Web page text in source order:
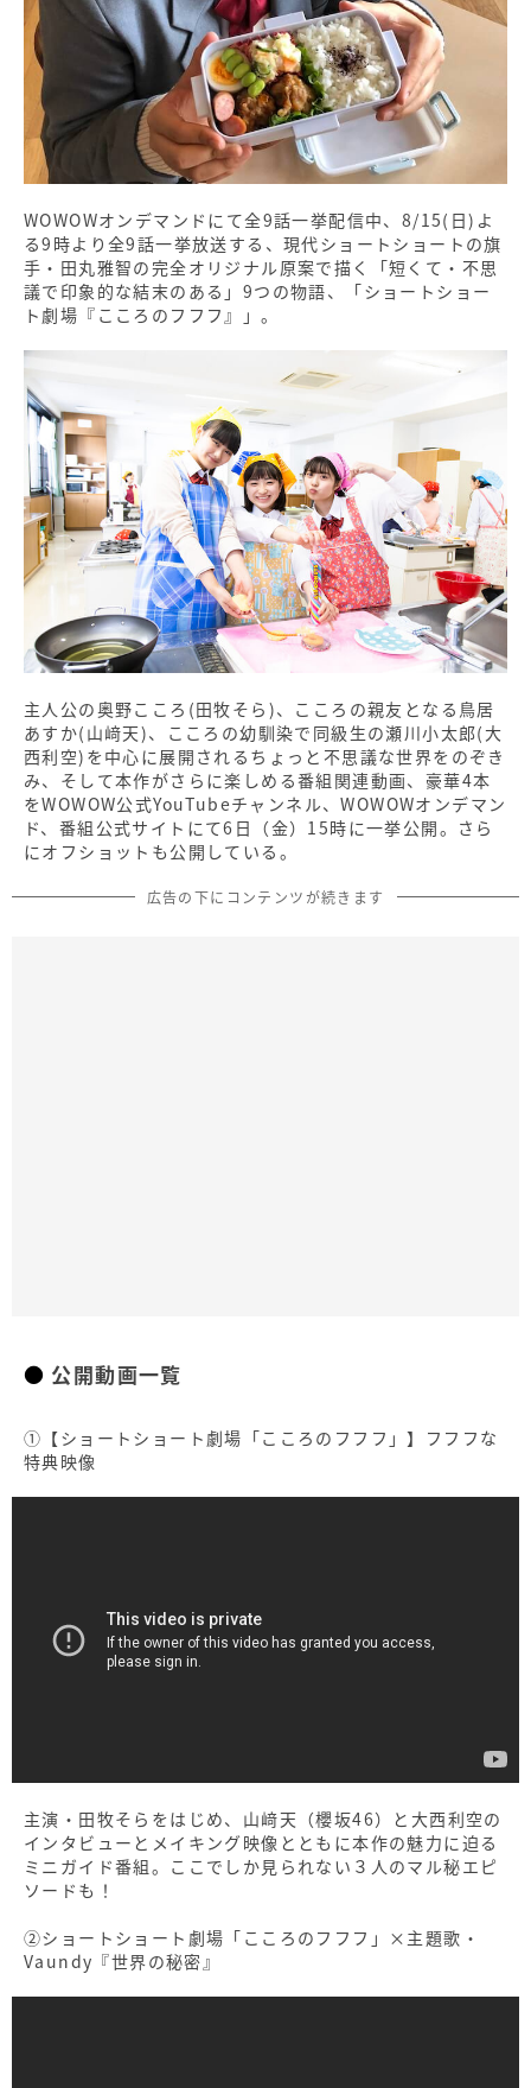
WOWOWオンデマンドにて全9話一挙配信中、8/15(日)よ
る9時より全9話一挙放送する、現代ショートショートの旗
手・田丸雅智の完全オリジナル原案で描く「短くて・不思
議で印象的な結末のある」9つの物語、「ショートショー
ト劇場『こころのフフフ』」。
主人公の奥野こころ(田牧そら)、こころの親友となる鳥居
あすか(山﨑天)、こころの幼馴染で同級生の瀬川小太郎(大
西利空)を中心に展開されるちょっと不思議な世界をのぞき
み、そして本作がさらに楽しめる番組関連動画、豪華4本
をWOWOW公式YouTubeチャンネル、WOWOWオンデマン
ド、番組公式サイトにて6日（金）15時に一挙公開。さら
にオフショットも公開している。
広告の下にコンテンツが続きます
公開動画一覧
①【ショートショート劇場「こころのフフフ」】フフフな
特典映像
主演・田牧そらをはじめ、山﨑天（櫻坂46）と大西利空の
インタビューとメイキング映像とともに本作の魅力に迫る
ミニガイド番組。ここでしか見られない３人のマル秘エピ
ソードも！
②ショートショート劇場「こころのフフフ」×主題歌・
Vaundy『世界の秘密』